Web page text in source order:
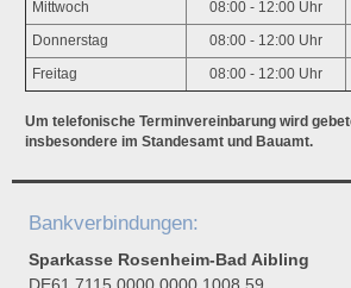
Mittwoch 08:00 - 12:00 Uhr
Donnerstag 08:00 - 12:00 Uhr
Freitag 08:00 - 12:00 Uhr
Um telefonische Terminvereinbarung wird
insbesondere im Standesamt und Bauamt.
Bankverbindungen:
Sparkasse Rosenheim-Bad Aibling